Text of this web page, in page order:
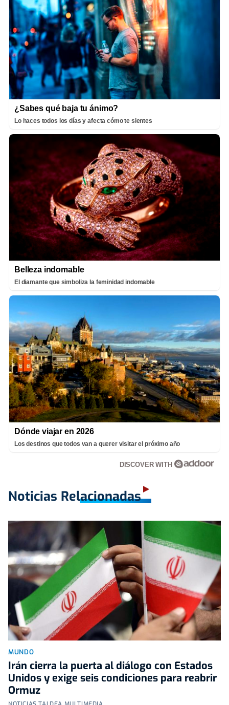
¿Sabes qué baja tu ánimo?
Lo haces todos los días y afecta cómo te sientes
Belleza indomable
El diamante que simboliza la feminidad indomable
Dónde viajar en 2026
Los destinos que todos van a querer visitar el próximo año
DISCOVER WITH
Noticias Relacionadas
MUNDO
Irán cierra la puerta al diálogo con Estados
Unidos y exige seis condiciones para reabrir
Ormuz